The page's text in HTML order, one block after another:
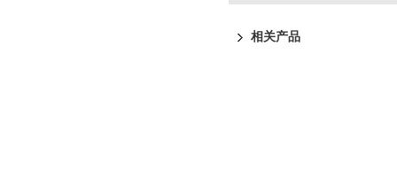
相关产品